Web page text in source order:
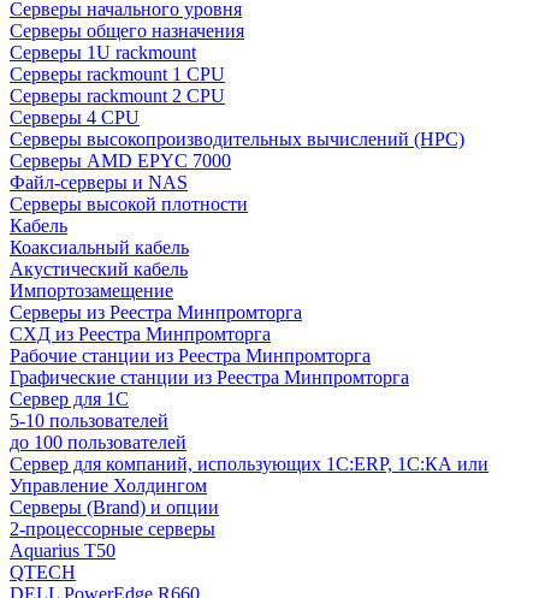
Серверы начального уровня
Серверы общего назначения
Серверы 1U rackmount
Серверы rackmount 1 CPU
Серверы rackmount 2 CPU
Серверы 4 CPU
Серверы высокопроизводительных вычислений (HPC)
Серверы AMD EPYC 7000
Файл-серверы и NAS
Серверы высокой плотности
Кабель
Коаксиальный кабель
Акустический кабель
Импортозамещение
Серверы из Реестра Минпромторга
СХД из Реестра Минпромторга
Рабочие станции из Реестра Минпромторга
Графические станции из Реестра Минпромторга
Сервер для 1С
5-10 пользователей
до 100 пользователей
Сервер для компаний, использующих 1C:ERP, 1С:КА или
Управление Холдингом
Серверы (Brand) и опции
2-процессорные серверы
Aquarius T50
QTECH
DELL PowerEdge R660